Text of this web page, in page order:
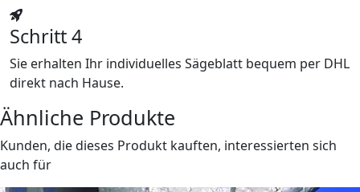
Schritt 4
Sie erhalten Ihr individuelles Sägeblatt bequem per DHL
direkt nach Hause.
Ähnliche Produkte
Kunden, die dieses Produkt kauften, interessierten sich
auch für